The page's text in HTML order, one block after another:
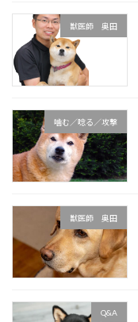
獣医師 奥田
噛む／唸る／攻撃
獣医師 奥田
Q&A